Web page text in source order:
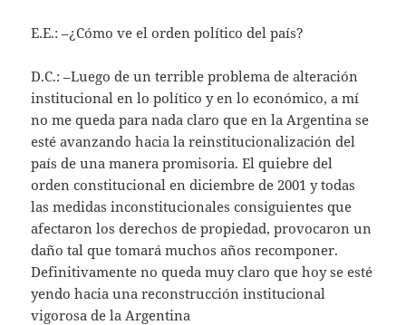
E.E.: –¿Cómo ve el orden político del país?
D.C.: –Luego de un terrible problema de alteración
institucional en lo político y en lo económico, a mí
no me queda para nada claro que en la Argentina se
esté avanzando hacia la reinstitucionalización del
país de una manera promisoria. El quiebre del
orden constitucional en diciembre de 2001 y todas
las medidas inconstitucionales consiguientes que
afectaron los derechos de propiedad, provocaron un
daño tal que tomará muchos años recomponer.
Definitivamente no queda muy claro que hoy se esté
yendo hacia una reconstrucción institucional
vigorosa de la Argentina